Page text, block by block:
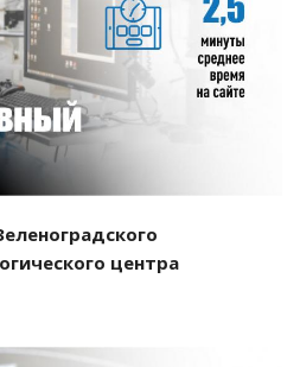
проект
центра